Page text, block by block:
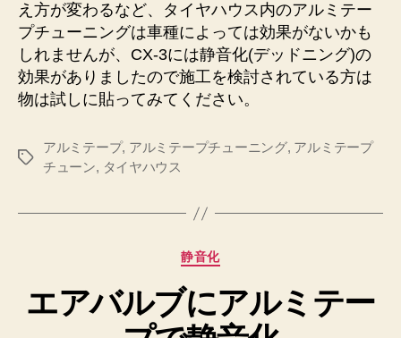
え方が変わるなど、タイヤハウス内のアルミテー
プチューニングは車種によっては効果がないかも
しれませんが、CX-3には静音化(デッドニング)の
効果がありましたので施工を検討されている方は
物は試しに貼ってみてください。
タ
アルミテープ, アルミテープチューニング, アルミテープ
チューン, タイヤハウス
カ
ゴ
リ
ー
静音化
エアバルブにアルミテー